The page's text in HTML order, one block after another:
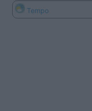
Tempo